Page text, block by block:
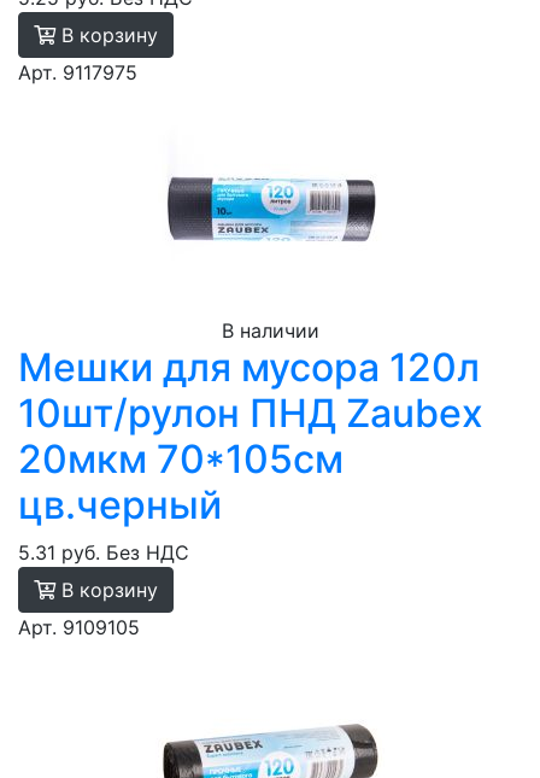
В корзину
Арт. 9117975
В наличии
Мешки для мусора 120л
10шт/рулон ПНД Zaubex
20мкм 70*105см
цв.черный
5.31 руб. Без НДС
В корзину
Арт. 9109105